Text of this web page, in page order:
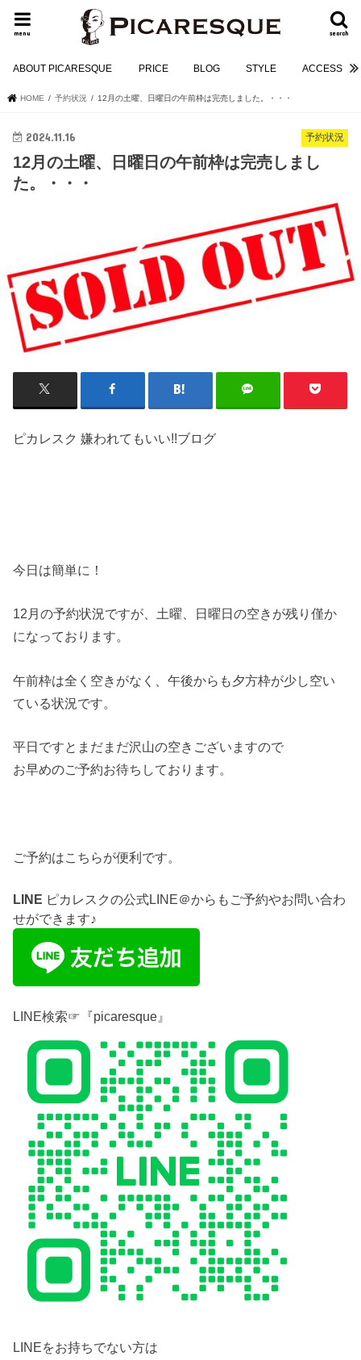
search
menu
ABOUT PICARESQUE PRICE BLOG STYLE ACCESS
HOME 予約状況 12月の土曜、日曜日の午前枠は完売しました。・・・
予約状況
2024.11.16
12月の土曜、日曜日の午前枠は完売しまし
た。・・・
ピカレスク 嫌われてもいい!!ブログ
今日は簡単に！
12月の予約状況ですが、土曜、日曜日の空きが残り僅か
になっております。
午前枠は全く空きがなく、午後からも夕方枠が少し空い
ている状況です。
平日ですとまだまだ沢山の空きございますので
お早めのご予約お待ちしております。
ご予約はこちらが便利です。
LINE ピカレスクの公式LINE＠からもご予約やお問い合わ
せができます♪
LINE検索☞『picaresque』
LINEをお持ちでない方は